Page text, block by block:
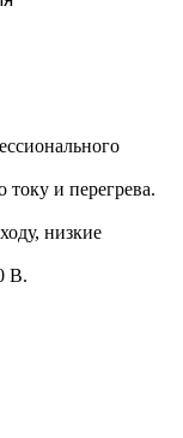
току и перегрева.
низкие
В.